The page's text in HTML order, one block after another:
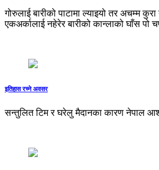
गोरुलाई बारीको पाटामा ल्याइयो तर अचम्म
एकअर्कालाई नहेरेर बारीको कान्लाको घाँस पो
इतिहास रच्ने अवसर
सन्तुलित टिम र घरेलु मैदानका कारण नेपाल